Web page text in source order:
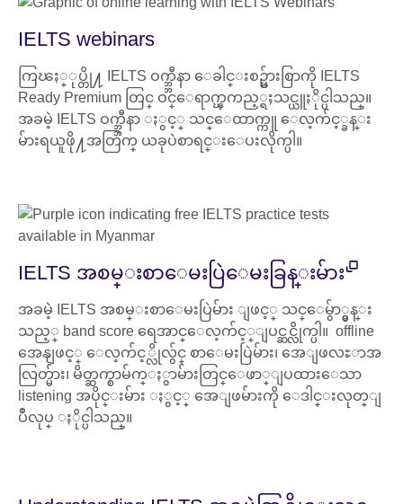
IELTS webinars
ကြၽႏ္ုပ္တို႔ IELTS ဝက္ဘ္ဘီနာ ေခါင္းစဥ္မ်ားစြာကို IELTS
Ready Premium တြင္ ဝင္ေရာက္ၾကည့္ရႈသင္ယူႏိုင္ပါသည္။
အခမဲ့ IELTS ဝက္ဘ္ဘီနာ ႏွင့္ သင္ေထာက္ကူ ေလ့က်င့္ခန္း
မ်ားရယူဖို႔အတြက္ ယခုပဲစာရင္းေပးလိုက္ပါ။
IELTS အစမ္းစာေမးပြဲေမးခြန္းမ်ား
အခမဲ့ IELTS အစမ္းစာေမးပြဲမ်ား ျဖင့္ သင္ေမွ်ာ္မွန္း
သည့္ band score ရေအာင္ေလ့က်င့္ျပင္ဆင္လိုက္ပါ။ offline
အေနျဖင့္ ေလ့က်င့္လိုလွ်င္ စာေမးပြဲမ်ား၊ အေျဖလႊာအ
လြတ္မ်ား၊ မိတ္ဆက္စာမ်က္ႏွာမ်ားတြင္ေဖာ္ျပထားေသာ
listening အပိုင္းမ်ား ႏွင့္ အေျဖမ်ားကို ေဒါင္းလုတ္ျ
ပဳလုပ္ ႏိုင္ပါသည္။